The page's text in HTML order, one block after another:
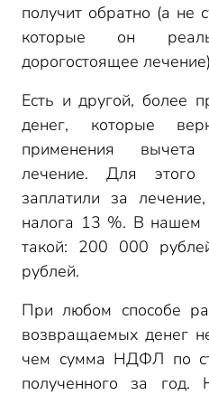
получит обратно (а не
которые он
дорогостоящее
Есть и другой, более
денег, которые
применения
лечение. Для
заплатили за
налога 13 %. В нашем
такой: 200 000
рублей.
При любом способе
возвращаемых денег
чем сумма НДФЛ по
полученного за